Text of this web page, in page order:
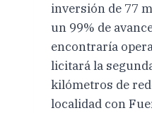
inversión de 77
un 99% de
encontraría
licitará la
kilómetros de
localidad con